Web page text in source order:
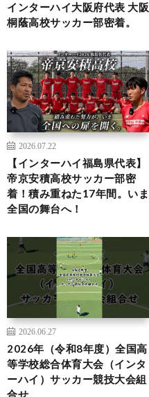
インターハイ大阪府代表 大阪
桐蔭高校サッカー部密着。
2026.07.22
【インターハイ福島県代表】
帝京安積高校サッカー部密
着！積み重ねた17年間。いま
全国の舞台へ！
2026.06.27
2026年（令和8年度）全国高
等学校総合体育大会（インタ
ーハイ）サッカー競技大会組